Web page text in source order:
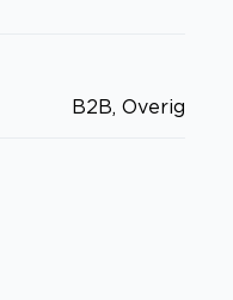
B2B, Overig